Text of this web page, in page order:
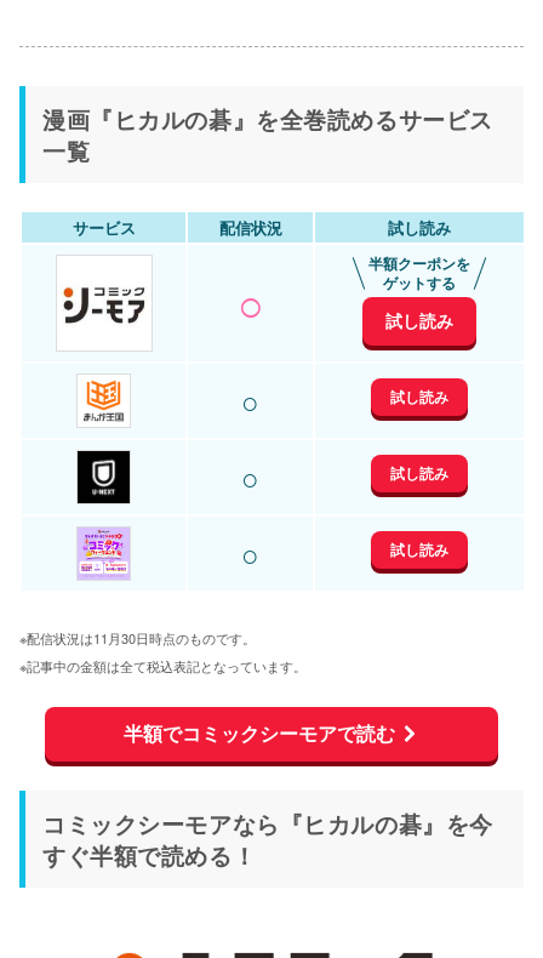
漫画『ヒカルの碁』を全巻読めるサービス
一覧
サービス 配信状況 試し読み
○
半額クーポンを
ゲットする
試し読み
○ 試し読み
○ 試し読み
○ 試し読み
※配信状況は11月30日時点のものです。
※記事中の金額は全て税込表記となっています。
半額でコミックシーモアで読む
コミックシーモアなら『ヒカルの碁』を今
すぐ半額で読める！